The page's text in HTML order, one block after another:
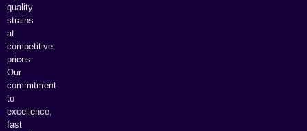
quality
strains
at
competitive
prices.
Our
commitment
to
excellence,
fast